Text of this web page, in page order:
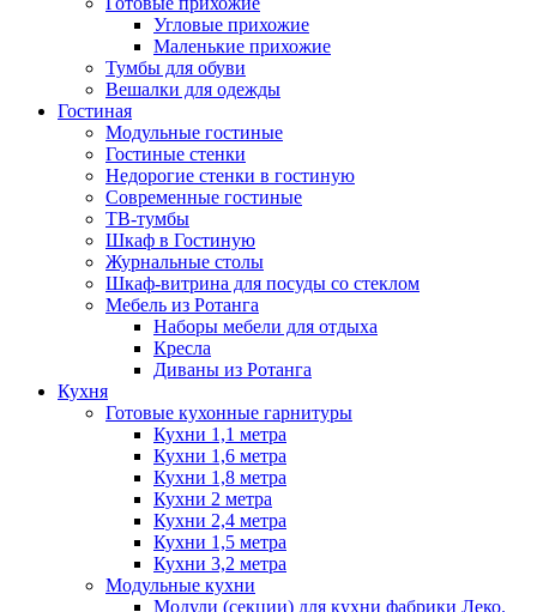
Угловые прихожие
Маленькие прихожие
Тумбы для обуви
Вешалки для одежды
Гостиная
Модульные гостиные
Гостиные стенки
Недорогие стенки в гостиную
Современные гостиные
ТВ-тумбы
Шкаф в Гостиную
Журнальные столы
Шкаф-витрина для посуды со стеклом
Мебель из Ротанга
Наборы мебели для отдыха
Кресла
Диваны из Ротанга
Кухня
Готовые кухонные гарнитуры
Кухни 1,1 метра
Кухни 1,6 метра
Кухни 1,8 метра
Кухни 2 метра
Кухни 2,4 метра
Кухни 1,5 метра
Кухни 3,2 метра
Модульные кухни
Модули (секции) для кухни фабрики Леко.